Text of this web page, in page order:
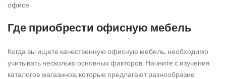
офисе.
Где приобрести офисную мебель
Когда вы ищете качественную офисную мебель, необходимо
учитывать несколько основных факторов. Начните с изучения
каталогов магазинов, которые предлагают разнообразие